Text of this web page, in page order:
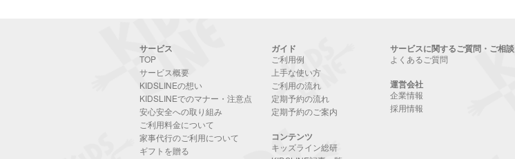
サービス
TOP
サービス概要
KIDSLINEの想い
KIDSLINEでのマナー・注意点
安心安全への取り組み
ご利用料金について
家事代行のご利用について
ギフトを贈る
ガイド
ご利用例
上手な使い方
ご利用の流れ
定期予約の流れ
定期予約のご案内
コンテンツ
キッズライン総研
サービスに関するご質問・ご相談
よくあるご質問
運営会社
企業情報
採用情報